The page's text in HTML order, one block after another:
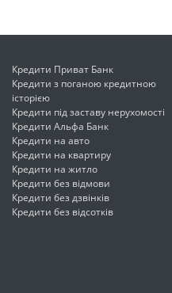
Кредити Приват Банк
Кредити з поганою кредитною
історією
Кредити під заставу нерухомості
Кредити Альфа Банк
Кредити на авто
Кредити на квартиру
Кредити на житло
Кредити без відмови
Кредити без дзвінків
Кредити без відсотків